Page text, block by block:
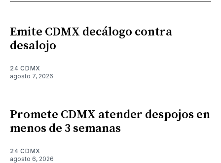
Emite CDMX decálogo contra
desalojo
24 CDMX
agosto 7, 2026
Promete CDMX atender despojos en
menos de 3 semanas
24 CDMX
agosto 6, 2026